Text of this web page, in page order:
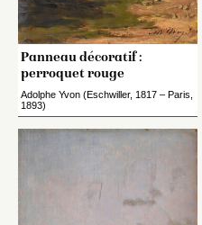
Panneau décoratif :
perroquet rouge
Adolphe Yvon (Eschwiller, 1817 – Paris,
1893)